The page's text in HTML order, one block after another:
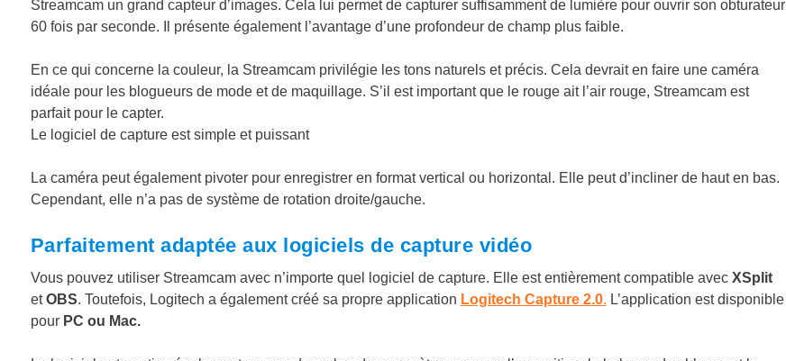
Streamcam un grand capteur d’images. Cela lui permet de capturer suffisamment de lumière pour ouvrir son obturateur
60 fois par seconde. Il présente également l’avantage d’une profondeur de champ plus faible.
En ce qui concerne la couleur, la Streamcam privilégie les tons naturels et précis. Cela devrait en faire une caméra
idéale pour les blogueurs de mode et de maquillage. S’il est important que le rouge ait l’air rouge, Streamcam est
parfait pour le capter.
Le logiciel de capture est simple et puissant
La caméra peut également pivoter pour enregistrer en format vertical ou horizontal. Elle peut d’incliner de haut en bas.
Cependant, elle n’a pas de système de rotation droite/gauche.
Parfaitement adaptée aux logiciels de capture vidéo
Vous pouvez utiliser Streamcam avec n’importe quel logiciel de capture. Elle est entièrement compatible avec XSplit
etOBS. Toutefois, Logitech a également créé sa propre application Logitech Capture 2.0. L’application est disponible
pourPC ou Mac.